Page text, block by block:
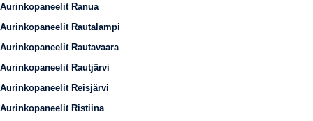
Aurinkopaneelit Ranua
Aurinkopaneelit Rautalampi
Aurinkopaneelit Rautavaara
Aurinkopaneelit Rautjärvi
Aurinkopaneelit Reisjärvi
Aurinkopaneelit Ristiina